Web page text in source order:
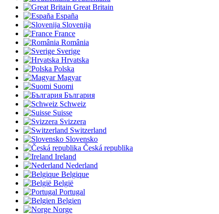
Great Britain
España
Slovenija
France
România
Sverige
Hrvatska
Polska
Magyar
Suomi
България
Schweiz
Suisse
Svizzera
Switzerland
Slovensko
Česká republika
Ireland
Nederland
Belgique
België
Portugal
Belgien
Norge